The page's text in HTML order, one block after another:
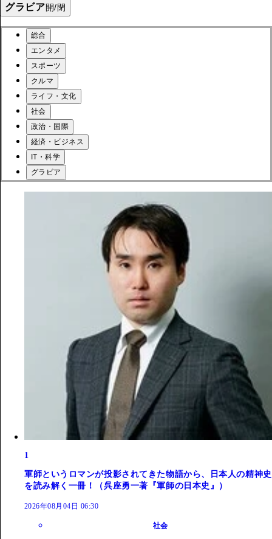
グラビア開/閉
総合
エンタメ
スポーツ
クルマ
ライフ・文化
社会
政治・国際
経済・ビジネス
IT・科学
グラビア
1
軍師というロマンが投影されてきた物語から、日本人の精神史
を読み解く一冊！（呉座勇一著『軍師の日本史』）
2026年08月04日 06:30
社会